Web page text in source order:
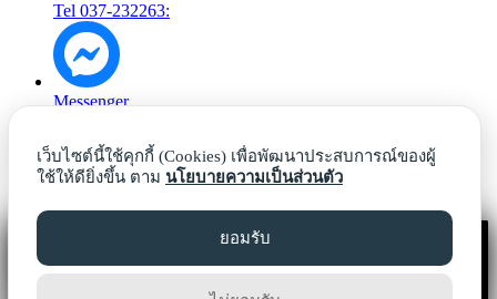
Tel 037-232263:
Messenger
เว็บไซต์นี้ใช้คุกกี้ (Cookies) เพื่อพัฒนาประสบการณ์ของผู้
ใช้ให้ดียิ่งขึ้น ตาม นโยบายความเป็นส่วนตัว
ยอมรับ